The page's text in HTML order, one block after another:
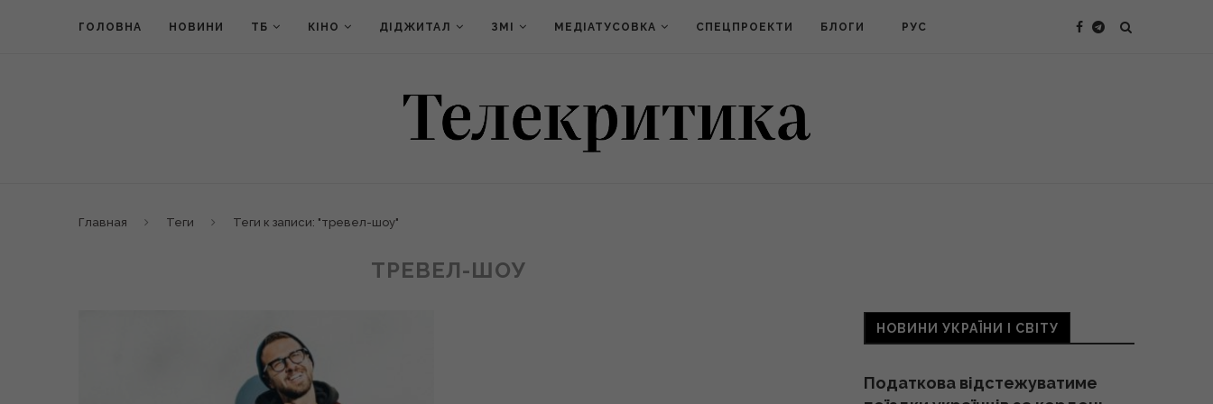
ГОЛОВНА НОВИНИ ТБ КІНО ДІДЖИТАЛ ЗМІ МЕДІАТУСОВКА СПЕЦПРОЕКТИ БЛОГИ РУС
Главная Теги Теги к записи: "тревел-шоу"
ТРЕВЕЛ-ШОУ
НОВИНИ УКРАЇНИ І СВІТУ
Податкова відстежуватиме